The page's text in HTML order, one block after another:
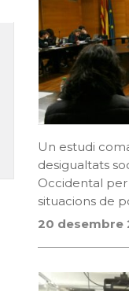
Un estudi
desigualtats
Occidental
situacions de
20 desembre